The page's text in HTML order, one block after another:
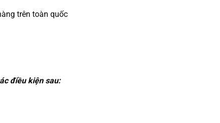
trên toàn quốc
điều kiện sau: